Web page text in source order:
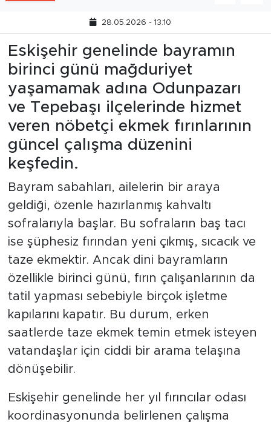
28.05.2026 - 13:10
Eskişehir genelinde bayramın
birinci günü mağduriyet
yaşamamak adına Odunpazarı
ve Tepebaşı ilçelerinde hizmet
veren nöbetçi ekmek fırınlarının
güncel çalışma düzenini
keşfedin.
Bayram sabahları, ailelerin bir araya
geldiği, özenle hazırlanmış kahvaltı
sofralarıyla başlar. Bu sofraların baş tacı
ise şüphesiz fırından yeni çıkmış, sıcacık ve
taze ekmektir. Ancak dini bayramların
özellikle birinci günü, fırın çalışanlarının da
tatil yapması sebebiyle birçok işletme
kapılarını kapatır. Bu durum, erken
saatlerde taze ekmek temin etmek isteyen
vatandaşlar için ciddi bir arama telaşına
dönüşebilir.
Eskişehir genelinde her yıl fırıncılar odası
koordinasyonunda belirlenen çalışma